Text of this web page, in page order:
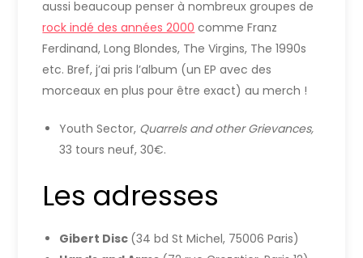
aussi beaucoup penser à nombreux groupes de
rock indé des années 2000 comme Franz
Ferdinand, Long Blondes, The Virgins, The 1990s
etc. Bref, j’ai pris l’album (un EP avec des
morceaux en plus pour être exact) au merch !
Youth Sector, Quarrels and other Grievances,
33 tours neuf, 30€.
Les adresses
Gibert Disc (34 bd St Michel, 75006 Paris)